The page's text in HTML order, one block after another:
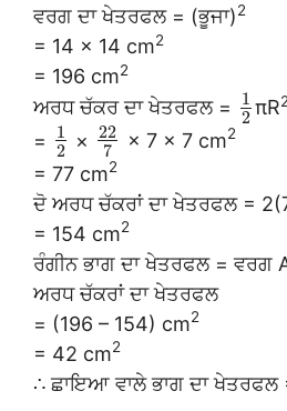
ਵਰਗ ਦਾ ਖੇਤਰਫਲ = (ਭੂਜਾ)2
= 14 × 14 cm2
= 196 cm2
ਅਰਧ ਚੱਕਰ ਦਾ ਖੇਤਰਫਲ =
1
2 πR2
=
1
2
×
22
7
× 7 × 7 cm2
= 77 cm2
ਦੋ ਅਰਧ ਚੱਕਰਾਂ ਦਾ ਖੇਤਰਫਲ =
= 154 cm2
ਰੰਗੀਨ ਭਾਗ ਦਾ ਖੇਤਰਫਲ = ਵਰਗ
ਅਰਧ ਚੱਕਰਾਂ ਦਾ ਖੇਤਰਫਲ
= (196 – 154) cm2
= 42 cm2
∴ ਛਾਇਆ ਵਾਲੇ ਭਾਗ ਦਾ ਖੇਤਰਫਲ